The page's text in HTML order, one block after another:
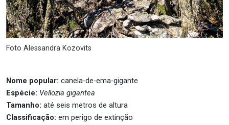
Foto Alessandra Kozovits
Nome popular: canela-de-ema-gigante
Espécie: Vellozia gigantea
Tamanho: até seis metros de altura
Classificação: em perigo de extinção